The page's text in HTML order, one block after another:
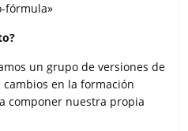
fórmula»
un grupo de versiones de
en la formación
componer nuestra propia